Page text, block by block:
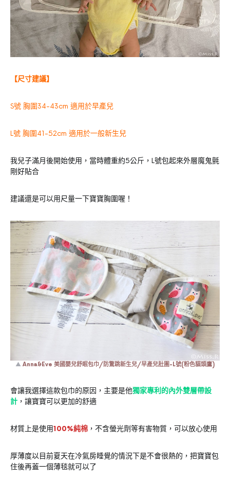
【尺寸建議】
S號 胸圍34-43cm 適用於早產兒
L號 胸圍41-52cm 適用於一般新生兒
我兒子滿月後開始使用，當時體重約5公斤，L號包起來外層魔鬼氈
剛好貼合
建議還是可以用尺量一下寶寶胸圍喔！
▲ Anna&Eve 美國嬰兒舒眠包巾/防驚跳新生兒/早產兒肚圍-L號(粉色貓頭鷹)
會讓我選擇這款包巾的原因，主要是他獨家專利的內外雙層帶設
計 ，讓寶寶可以更加的舒適
材質上是使用100%純棉 ，不含螢光劑等有害物質，可以放心使用
厚薄度以目前夏天在冷氣房睡覺的情況下是不會很熱的，把寶寶包
住後再蓋一個薄毯就可以了